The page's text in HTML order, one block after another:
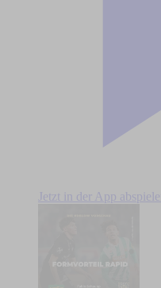
Jetzt in der App abspielen